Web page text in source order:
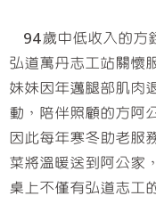
94歲中低收入的方
弘道萬丹志工站關懷
妹妹因年邁腿部肌肉
動，陪伴照顧的方阿
因此每年寒冬助老服
菜將溫暖送到阿公家
桌上不僅有弘道志工